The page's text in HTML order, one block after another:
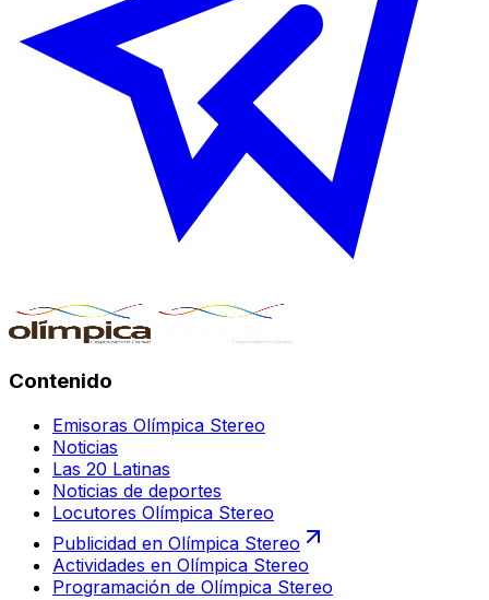
Contenido
Emisoras Olímpica Stereo
Noticias
Las 20 Latinas
Noticias de deportes
Locutores Olímpica Stereo
Publicidad en Olímpica Stereo
Actividades en Olímpica Stereo
Programación de Olímpica Stereo